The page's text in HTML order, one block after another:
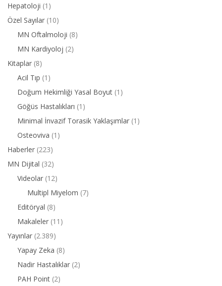
Hepatoloji (1)
Özel Sayılar (10)
MN Oftalmoloji (8)
MN Kardiyoloj (2)
Kitaplar (8)
Acil Tıp (1)
Doğum Hekimliği Yasal Boyut (1)
Göğüs Hastalıkları (1)
Minimal İnvazif Torasik Yaklaşımlar (1)
Osteoviva (1)
Haberler (223)
MN Dijital (32)
Videolar (12)
Multipl Miyelom (7)
Editöryal (8)
Makaleler (11)
Yayınlar (2.389)
Yapay Zeka (8)
Nadir Hastalıklar (2)
PAH Point (2)